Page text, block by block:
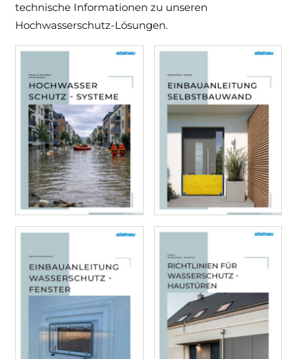
technische Informationen zu unseren
Hochwasserschutz-Lösungen.